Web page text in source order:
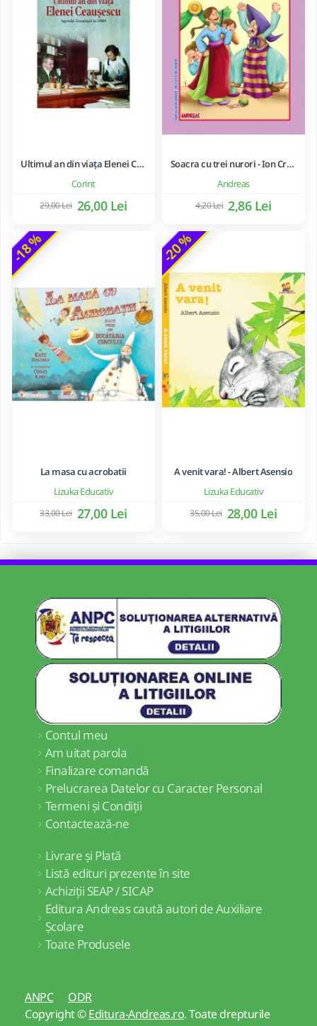
Corint
Ultimul an din viața Elenei Ceaușescu - LAVINIA BETEA
26,00 Lei
29,00 Lei
Andreas
Soacra cu trei nurori - Ion Creanga
2,86 Lei
4,20 Lei
-18 %
Lizuka Educativ
La masa cu acrobatii
27,00 Lei
33,00 Lei
-20 %
Lizuka Educativ
A venit vara! - Albert Asensio
28,00 Lei
35,00 Lei
Contul meu
Am uitat parola
Finalizare comandă
Prelucrarea Datelor cu Caracter Personal
Termeni și Condiții
Contactează-ne
Livrare și Plată
Listă edituri prezente în site
Achiziții SEAP / SICAP
Editura Andreas caută autori de Auxiliare
Școlare
Toate Produsele
ANPC
ODR
Copyright ©Editura-Andreas.ro. Toate drepturile